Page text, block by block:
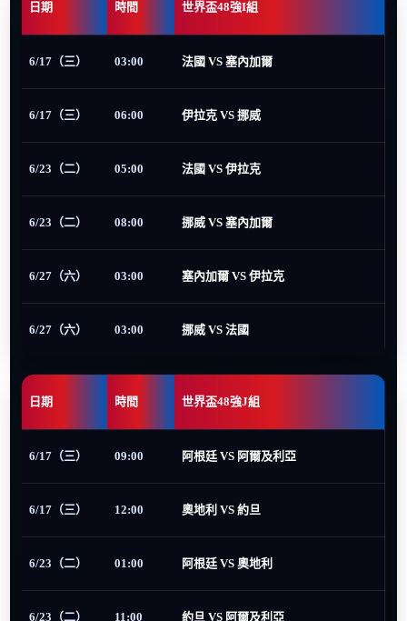
日期 時間 世界盃48強I組
6/17（三） 03:00 法國 VS 塞內加爾
6/17（三） 06:00 伊拉克 VS 挪威
6/23（二） 05:00 法國 VS 伊拉克
6/23（二） 08:00 挪威 VS 塞內加爾
6/27（六） 03:00 塞內加爾 VS 伊拉克
6/27（六） 03:00 挪威 VS 法國
日期 時間 世界盃48強J組
6/17（三） 09:00 阿根廷 VS 阿爾及利亞
6/17（三） 12:00 奧地利 VS 約旦
6/23（二） 01:00 阿根廷 VS 奧地利
6/23（二） 11:00 約旦 VS 阿爾及利亞